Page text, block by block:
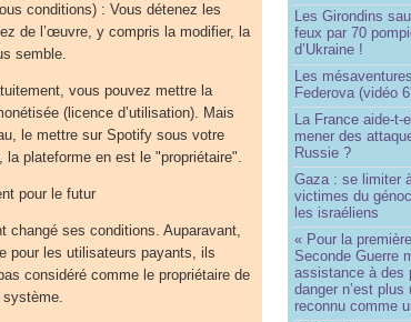
conditions) : Vous détenez les
de l’œuvre, y compris la modifier, la
semble.
vous pouvez mettre la
(licence d’utilisation). Mais
le mettre sur Spotify sous votre
la plateforme en est le "propriétaire".
pour le futur
changé ses conditions. Auparavant,
pour les utilisateurs payants, ils
considéré comme le propriétaire de
système.
Les Girondins
feux par 70
d’Ukraine !
Les
Federova (vidéo
La France aide-t-
mener des
Russie ?
Gaza : se limiter
victimes du
les israéliens
« Pour la
Seconde Guerre
assistance à des
danger n’est plus
reconnu comme